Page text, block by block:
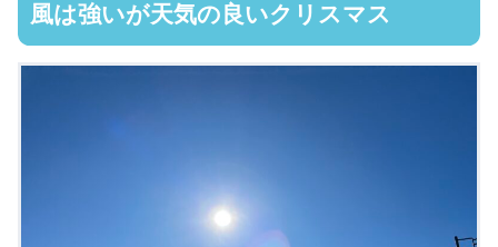
風は強いが天気の良いクリスマス